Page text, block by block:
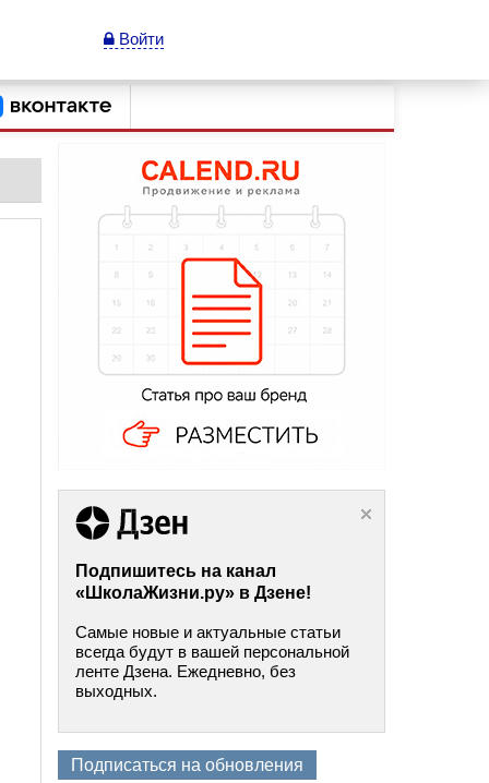
Войти
Подпишитесь на канал
«ШколаЖизни.ру» в Дзене!
Самые новые и актуальные статьи
всегда будут в вашей персональной
ленте Дзена. Ежедневно, без
выходных.
Подписаться на обновления